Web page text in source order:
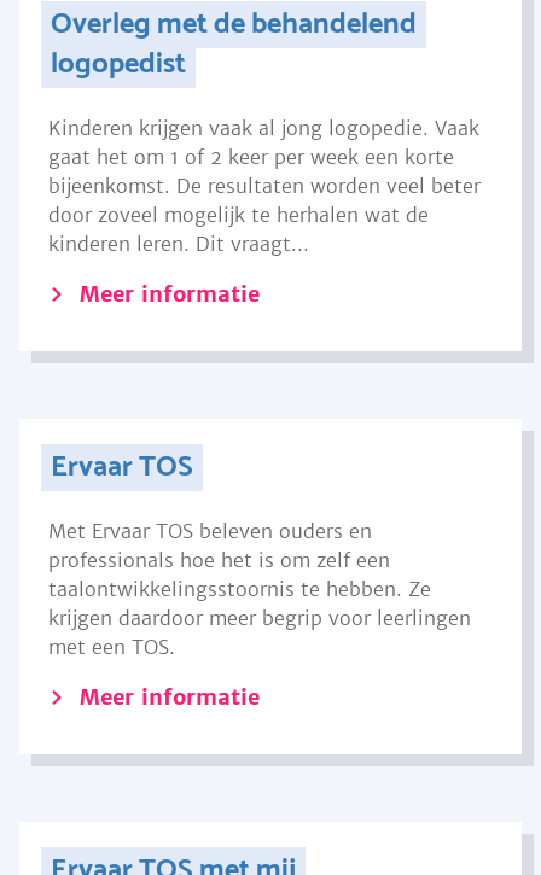
Overleg met de behandelend
logopedist
Kinderen krijgen vaak al jong logopedie. Vaak
gaat het om 1 of 2 keer per week een korte
bijeenkomst. De resultaten worden veel beter
door zoveel mogelijk te herhalen wat de
kinderen leren. Dit vraagt...
Meer informatie
Ervaar TOS
Met Ervaar TOS beleven ouders en
professionals hoe het is om zelf een
taalontwikkelingsstoornis te hebben. Ze
krijgen daardoor meer begrip voor leerlingen
met een TOS.
Meer informatie